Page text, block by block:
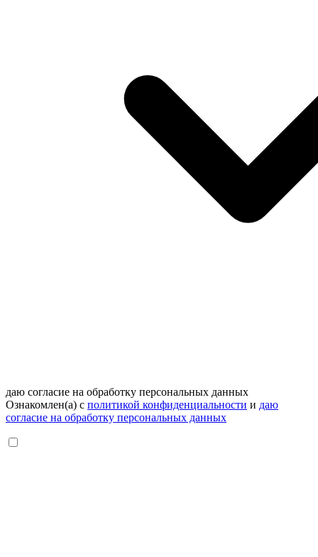
даю согласие на обработку персональных данных
Ознакомлен(а) с политикой конфиденциальности и даю
согласие на обработку персональных данных